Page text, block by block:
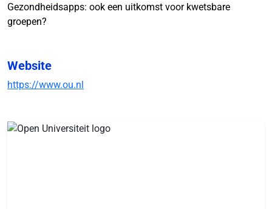
Gezondheidsapps: ook een uitkomst voor kwetsbare
groepen?
Website
https://www.ou.nl